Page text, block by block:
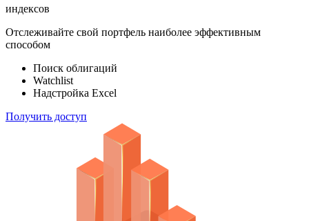
ETF & Funds
100 000
Отслеживайте свой портфель наиболее эффективным
способом
Поиск облигаций
Надстройка Excel
Получить доступ